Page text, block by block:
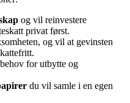
og vil reinvestere
privat først.
og vil at gevinsten
for utbytte og
du vil samle i en egen